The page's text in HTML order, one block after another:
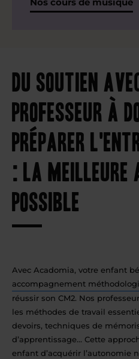
Du soutien
professeur à
préparer
: la meilleure
possible
Avec Acadomia, votre enfant
accompagnement
réussir son CM2. Nos
les méthodes de travail
devoirs, techniques de
d’apprentissage… Cette
enfant d’acquérir l’autonomie